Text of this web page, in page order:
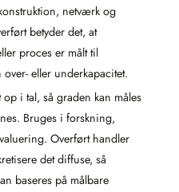
netværk og
betyder det, at
proces er målt til
eller underkapacitet.
i tal, så graden kan måles
Bruges i forskning,
Overført handler
det diffuse, så
baseres på målbare